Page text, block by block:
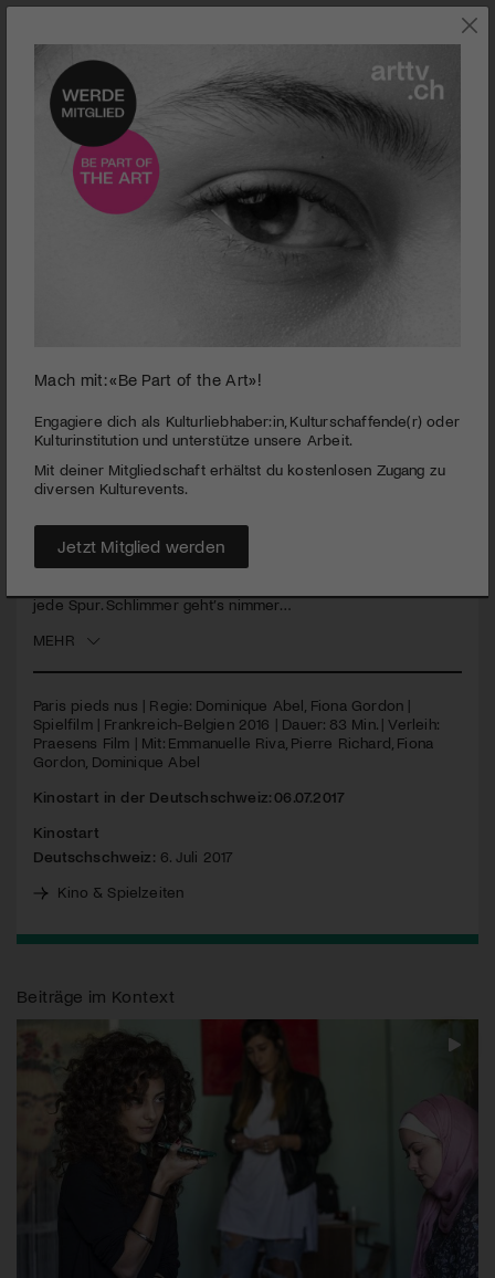
seconds
minute,
seconds
Paris pieds nus
PUBLIZIERT AM 6. JUNI 2017
sondern auch die eigene Tante, dann ist das ein Fall für
Liebhaber guter, amüsanter Filme.
Eigentlich wollte die Kanadierin Fiona in Paris ihre alte Tante
Martha besuchen, die mittlerweile in einem Altersheim
untergebracht ist. Aber am Flughafen geht nicht nur ihr
jede Spur. Schlimmer geht’s nimmer…
MEHR
Paris pieds nus | Regie: Dominique Abel, Fiona Gordon |
Spielfilm | Frankreich-Belgien 2016 | Dauer: 83 Min. | Verleih:
Praesens Film | Mit: Emmanuelle Riva, Pierre Richard, Fiona
Gordon, Dominique Abel
Kinostart in der Deutschschweiz: 06.07.2017
Kinostart
Deutschschweiz: 6. Juli 2017
Kino & Spielzeiten
Beiträge im Kontext
Mach mit: «Be Part of the Art»!
Engagiere dich als Kulturliebhaber:in, Kulturschaffende(r) oder
Kulturinstitution und unterstütze unsere Arbeit.
Mit deiner Mitgliedschaft erhältst du kostenlosen Zugang zu
diversen Kulturevents.
Jetzt Mitglied werden